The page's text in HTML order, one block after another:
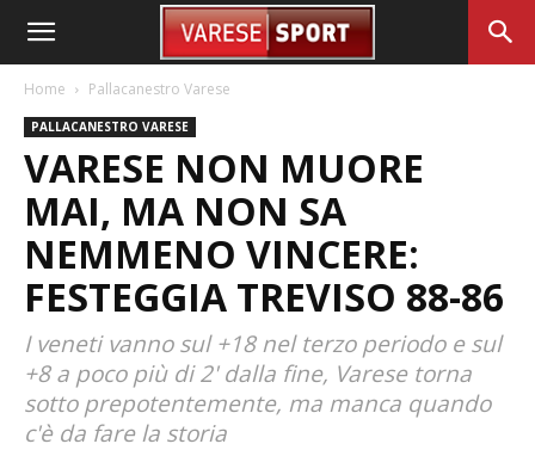
Home Pallacanestro Varese
PALLACANESTRO VARESE
VARESE NON MUORE
MAI, MA NON SA
NEMMENO VINCERE:
FESTEGGIA TREVISO 88-86
I veneti vanno sul +18 nel terzo periodo e sul
+8 a poco più di 2' dalla fine, Varese torna
sotto prepotentemente, ma manca quando
c'è da fare la storia